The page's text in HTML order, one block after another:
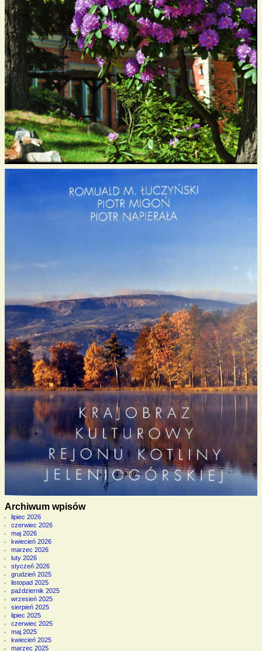
Archiwum wpisów
lipiec 2026
czerwiec 2026
maj 2026
kwiecień 2026
marzec 2026
luty 2026
styczeń 2026
grudzień 2025
listopad 2025
październik 2025
wrzesień 2025
sierpień 2025
lipiec 2025
czerwiec 2025
maj 2025
kwiecień 2025
marzec 2025